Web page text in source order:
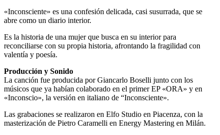
«Inconsciente» es una confesión delicada, casi susurrada, que se
abre como un diario interior.
Es la historia de una mujer que busca en su interior para
reconciliarse con su propia historia, afrontando la fragilidad con
valentía y poesía.
Producción y Sonido
La canción fue producida por Giancarlo Boselli junto con los
músicos que ya habían colaborado en el primer EP «ORA» y en
«Inconscio», la versión en italiano de “Inconsciente».
Las grabaciones se realizaron en Elfo Studio en Piacenza, con la
masterización de Pietro Caramelli en Energy Mastering en Milán.